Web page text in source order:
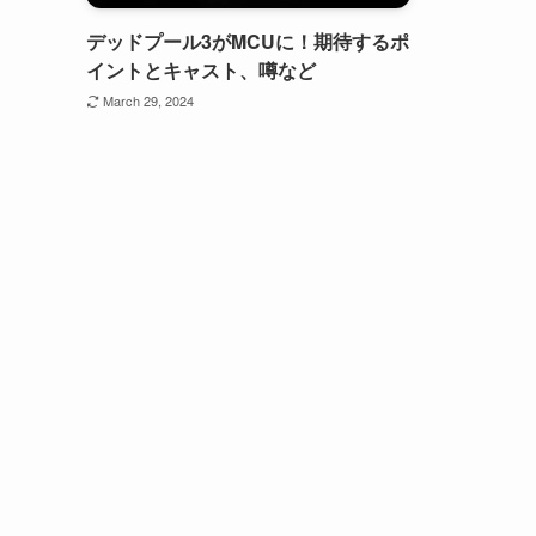
デッドプール3がMCUに！期待するポ
イントとキャスト、噂など
March 29, 2024